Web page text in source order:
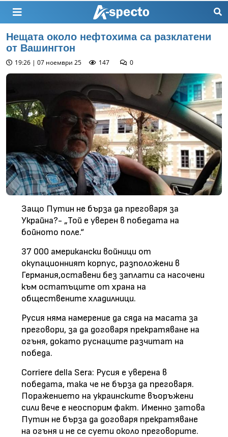
Нещата около нефтохима са разклатени
от Вашингтон
19:26 | 07 ноември 25 147 0
Защо Путин не бърза да преговаря за
Украйна?- „Той е уверен в победата на
бойното поле.“
37 000 американски войници от
окупационният корпус, разположени в
Германия,оставени без заплати са насочени
към остатъците от храна на
обществените хладилници.
Русия няма намерение да сяда на масата за
преговори, за да договаря прекратяване на
огъня, докато руснаците разчитат на
победа.
Corriere della Sera: Русия е уверена в
победата, така че не бърза да преговаря.
Поражението на украинските въоръжени
сили вече е неоспорим факт. Именно затова
Путин не бърза да договаря прекратяване
на огъня и не се суети около преговорите.